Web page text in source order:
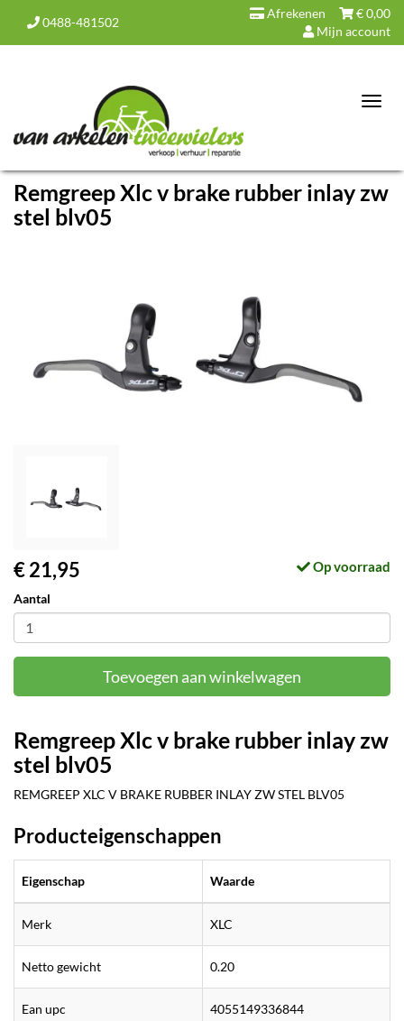
0488-481502
€0,00
Afrekenen
Mijn account
Remgreep Xlc v brake rubber inlay zw
stel blv05
€ 21,95 Op voorraad
Aantal
Toevoegen aan winkelwagen
Remgreep Xlc v brake rubber inlay zw
stel blv05
REMGREEP XLC V BRAKE RUBBER INLAY ZW STEL BLV05
Producteigenschappen
Eigenschap Waarde
Merk XLC
Netto gewicht 0.20
Ean upc 4055149336844